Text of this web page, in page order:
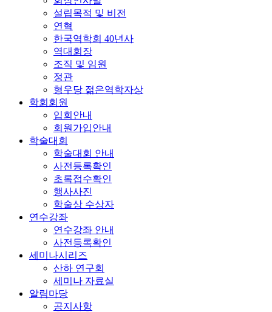
설립목적 및 비전
연혁
한국역학회 40년사
역대회장
조직 및 임원
정관
형우당 젊은역학자상
학회회원
입회안내
회원가입안내
학술대회
학술대회 안내
사전등록확인
초록접수확인
행사사진
학술상 수상자
연수강좌
연수강좌 안내
사전등록확인
세미나시리즈
산하 연구회
세미나 자료실
알림마당
공지사항